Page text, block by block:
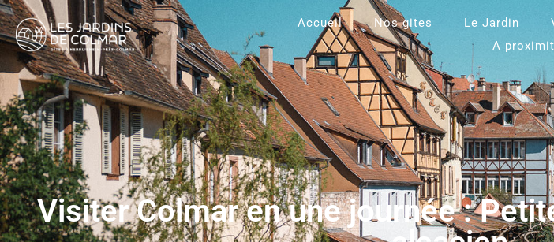
Accueil Nos gites Le Jardin
A
Visiter Colmar en une journée :